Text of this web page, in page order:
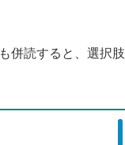
併読すると、選択肢